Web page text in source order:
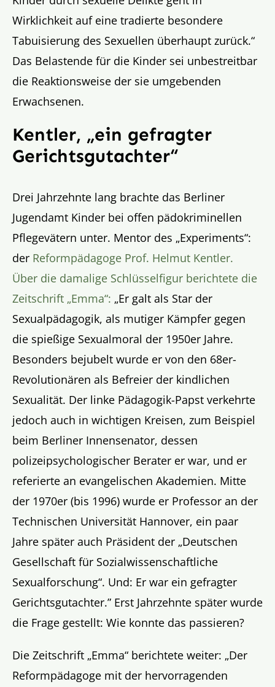
Wirklichkeit auf eine tradierte besondere
Tabuisierung des Sexuellen überhaupt zurück.“
Das Belastende für die Kinder sei unbestreitbar
die Reaktionsweise der sie umgebenden
Erwachsenen.
Kentler, „ein gefragter
Gerichtsgutachter“
Drei Jahrzehnte lang brachte das Berliner
Jugendamt Kinder bei offen pädokriminellen
Pflegevätern unter. Mentor des „Experiments“:
der Reformpädagoge Prof. Helmut Kentler.
Über die damalige Schlüsselfigur berichtete die
Zeitschrift „Emma“: „Er galt als Star der
Sexualpädagogik, als mutiger Kämpfer gegen
die spießige Sexualmoral der 1950er Jahre.
Besonders bejubelt wurde er von den 68er-
Revolutionären als Befreier der kindlichen
Sexualität. Der linke Pädagogik-Papst verkehrte
jedoch auch in wichtigen Kreisen, zum Beispiel
beim Berliner Innensenator, dessen
polizeipsychologischer Berater er war, und er
referierte an evangelischen Akademien. Mitte
der 1970er (bis 1996) wurde er Professor an der
Technischen Universität Hannover, ein paar
Jahre später auch Präsident der „Deutschen
Gesellschaft für Sozialwissenschaftliche
Sexualforschung“. Und: Er war ein gefragter
Gerichtsgutachter.” Erst Jahrzehnte später wurde
die Frage gestellt: Wie konnte das passieren?
Die Zeitschrift „Emma“ berichtete weiter: „Der
Reformpädagoge mit der hervorragenden